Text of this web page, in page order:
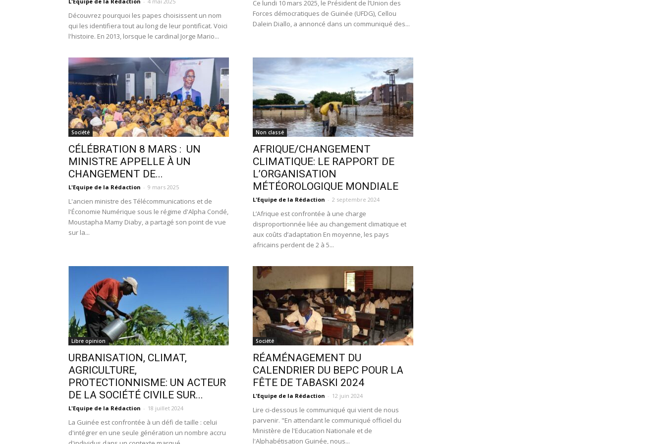
Découvrez pourquoi les papes choisissent un nom
qui les identifiera tout au long de leur pontificat. Voici
l'histoire. En 2013, lorsque le cardinal Jorge Mario...
Ce lundi 10 mars 2025, le Président de l’Union des
Forces démocratiques de Guinée (UFDG), Cellou
Dalein Diallo, a annoncé dans un communiqué des...
Société
CÉLÉBRATION 8 MARS : UN
MINISTRE APPELLE À UN
CHANGEMENT DE...
L'Equipe de la Rédaction - 9 mars 2025
L'ancien ministre des Télécommunications et de
l'Économie Numérique sous le régime d'Alpha Condé,
Moustapha Mamy Diaby, a partagé son point de vue
sur la...
Non classé
AFRIQUE/CHANGEMENT
CLIMATIQUE: LE RAPPORT DE
L’ORGANISATION
MÉTÉOROLOGIQUE MONDIALE
L'Equipe de la Rédaction - 2 septembre 2024
L’Afrique est confrontée à une charge
disproportionnée liée au changement climatique et
aux coûts d’adaptation En moyenne, les pays
africains perdent de 2 à 5...
Libre opinion
URBANISATION, CLIMAT,
AGRICULTURE,
PROTECTIONNISME: UN ACTEUR
DE LA SOCIÉTÉ CIVILE SUR...
L'Equipe de la Rédaction - 18 juillet 2024
La Guinée est confrontée à un défi de taille : celui
d'intégrer en une seule génération un nombre accru
Société
RÉAMÉNAGEMENT DU
CALENDRIER DU BEPC POUR LA
FÊTE DE TABASKI 2024
L'Equipe de la Rédaction - 12 juin 2024
Lire ci-dessous le communiqué qui vient de nous
parvenir. "En attendant le communiqué officiel du
Ministère de l'Education Nationale et de
l'Alphabétisation Guinée, nous...